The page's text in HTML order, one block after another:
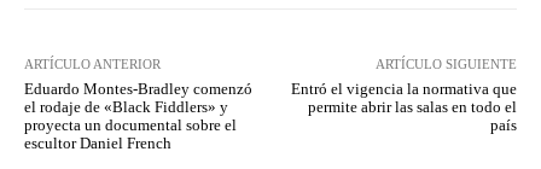
ARTÍCULO ANTERIOR
Eduardo Montes-Bradley comenzó
el rodaje de «Black Fiddlers» y
proyecta un documental sobre el
escultor Daniel French
ARTÍCULO SIGUIENTE
Entró el vigencia la normativa que
permite abrir las salas en todo el
país